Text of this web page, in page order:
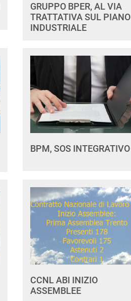
GRUPPO BPER, AL VIA
TRATTATIVA SUL PIANO
INDUSTRIALE
BPM, SOS INTEGRATIVO
CCNL ABI INIZIO
ASSEMBLEE